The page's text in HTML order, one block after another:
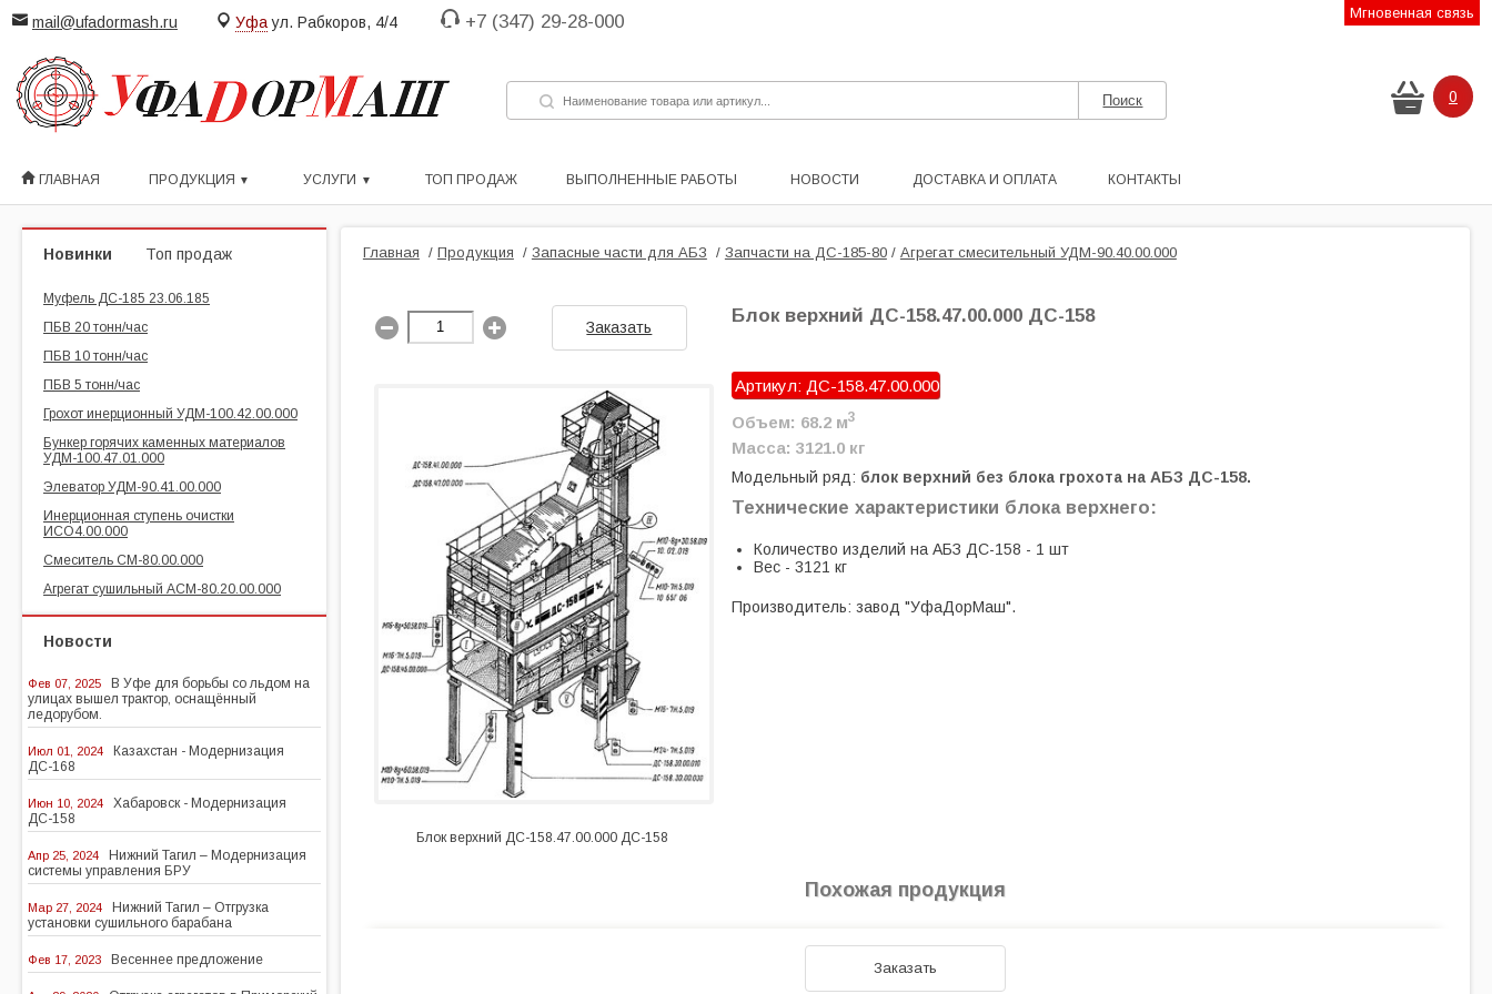
mail@ufadormash.ru Уфа ул. Рабкоров, 4/4 +7 (347) 29-28-000 Мгновенная связь
0
ГЛАВНАЯ ПРОДУКЦИЯ УСЛУГИ ТОП ПРОДАЖ ВЫПОЛНЕННЫЕ РАБОТЫ НОВОСТИ ДОСТАВКА И ОПЛАТА КОНТАКТЫ
Новинки Топ продаж
Муфель ДС-185 23.06.185
ПБВ 20 тонн/час
ПБВ 10 тонн/час
ПБВ 5 тонн/час
Грохот инерционный УДМ-100.42.00.000
Бункер горячих каменных материалов
УДМ-100.47.01.000
Элеватор УДМ-90.41.00.000
Инерционная ступень очистки
ИСО4.00.000
Смеситель СМ-80.00.000
Агрегат сушильный АСМ-80.20.00.000
Новости
Фев 07, 2025
В Уфе для борьбы со льдом на
улицах вышел трактор, оснащённый
ледорубом.
Июл 01, 2024
Казахстан - Модернизация
ДС-168
Июн 10, 2024
Хабаровск - Модернизация
ДС-158
Апр 25, 2024
Нижний Тагил – Модернизация
системы управления БРУ
Мар 27, 2024
Нижний Тагил – Отгрузка
установки сушильного барабана
Фев 17, 2023 Весеннее предложение
Главная / Продукция / Запасные части для АБЗ / Запчасти на ДС-185-80/ Агрегат смесительный УДМ-90.40.00.000
Заказать
Блок верхний ДС-158.47.00.000 ДС-158
Блок верхний ДС-158.47.00.000 ДС-158
Артикул: ДС-158.47.00.000
Объем: 68.2 м3
Масса: 3121.0 кг
Модельный ряд: блок верхний без блока грохота на АБЗ ДС-158.
Технические характеристики блока верхнего:
Количество изделий на АБЗ ДС-158 - 1 шт
Вес - 3121 кг
Производитель: завод "УфаДорМаш".
Похожая продукция
Заказать